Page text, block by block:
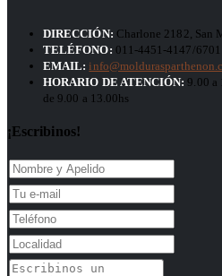
DIRECCIÓN: Charlone 2182, San
TELÉFONO: 011-4451-4147/6701
EMAIL:
HORARIO DE ATENCIÓN: 9.00 a
de 9.00 a 13.00hs
¡Escribinos!